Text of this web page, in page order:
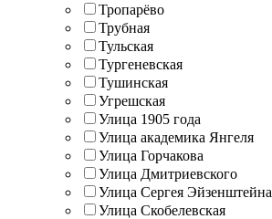
Тропарёво
Трубная
Тульская
Тургеневская
Тушинская
Угрешская
Улица 1905 года
Улица академика Янгеля
Улица Горчакова
Улица Дмитриевского
Улица Сергея Эйзенштейна
Улица Скобелевская